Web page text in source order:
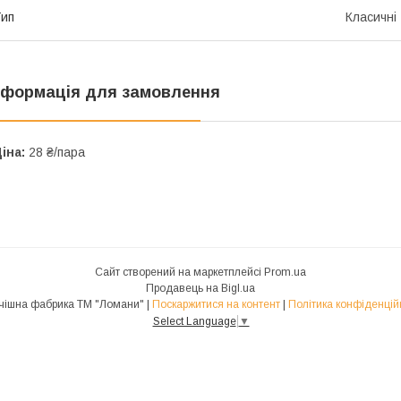
Класичні
для замовлення
28 ₴/пара
Сайт створений на маркетплейсі Prom.ua
Продавець на Bigl.ua
Поскаржитися на контент
Політика
Select Language ▼